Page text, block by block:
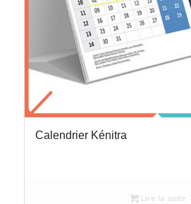
Calendrier Kénitra
Lire la suite